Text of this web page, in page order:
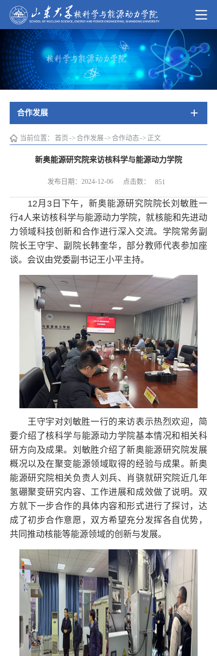
合作发展
当前位置： 首页 -> 合作发展-> 合作动态-> 正文
新奥能源研究院来访核科学与能源动力学院
发布日期：2024-12-06 点击数： 851
12月3日下午，新奥能源研究院院长刘敏胜一
行4人来访核科学与能源动力学院，就核能和先进动
力领域科技创新和合作进行深入交流。学院常务副
院长王守宇、副院长韩奎华，部分教师代表参加座
谈。会议由党委副书记王小平主持。
王守宇对刘敏胜一行的来访表示热烈欢迎，简
要介绍了核科学与能源动力学院基本情况和相关科
研方向及成果。刘敏胜介绍了新奥能源研究院发展
概况以及在聚变能源领域取得的经验与成果。新奥
能源研究院相关负责人刘兵、肖骁就研究院近几年
氢硼聚变研究内容、工作进展和成效做了说明。双
方就下一步合作的具体内容和形式进行了探讨，达
成了初步合作意愿，双方希望充分发挥各自优势，
共同推动核能等能源领域的创新与发展。